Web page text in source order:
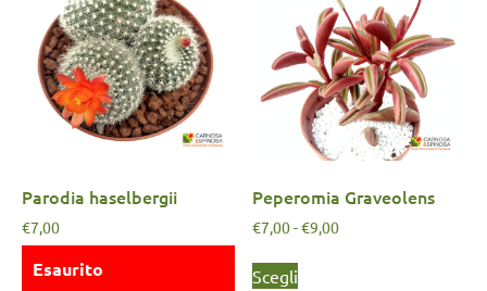
Parodia haselbergii
€7,00
Esaurito
Peperomia Graveolens
€7,00-€9,00
Scegli